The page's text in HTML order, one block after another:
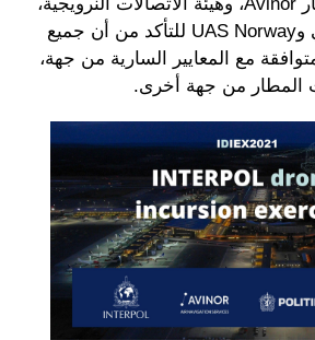
وهيئة الطيران المدني وUAS Norway للتأكد من أن جميع
مع المعايير السارية من جهة،
المطار من جهة أخرى.